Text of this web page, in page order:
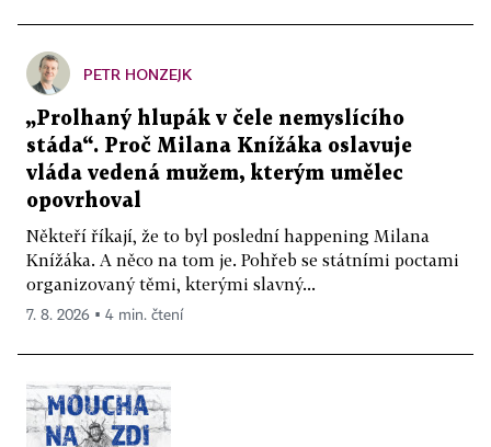
PETR HONZEJK
„Prolhaný hlupák v čele nemyslícího
stáda“. Proč Milana Knížáka oslavuje
vláda vedená mužem, kterým umělec
opovrhoval
Někteří říkají, že to byl poslední happening Milana
Knížáka. A něco na tom je. Pohřeb se státními poctami
organizovaný těmi, kterými slavný...
7. 8. 2026 ▪ 4 min. čtení